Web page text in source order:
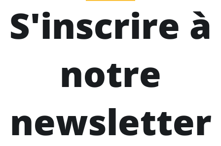
S'inscrire à
notre
newsletter